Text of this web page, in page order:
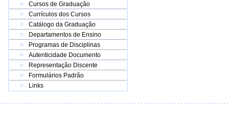
Cursos de Graduação
Currículos dos Cursos
Catálogo da Graduação
Departamentos de Ensino
Programas de Disciplinas
Autenticidade Documento
Representação Discente
Formulários Padrão
Links